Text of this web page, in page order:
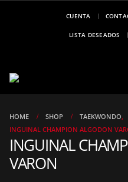
CUENTA
LISTA DESEADOS
HOME SHOP TAEKWONDO,
INGUINAL CHAMPION ALGODON
INGUINAL
VARON